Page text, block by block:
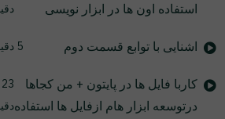
استفاده اون ها در ابزار نویسی
اشنایی با توابع قسمت دوم 5 دقیقه
کاربا فایل ها در پایتون + من کجاها
درتوسعه ابزار هام ازفایل ها استفاده
23